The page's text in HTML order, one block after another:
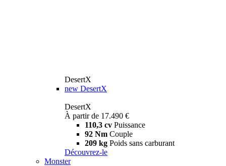
DesertX
new DesertX
DesertX
À partir de 17.490 €
110,3 cv Puissance
92 Nm Couple
209 kg Poids sans carburant
Découvrez-le
Monster